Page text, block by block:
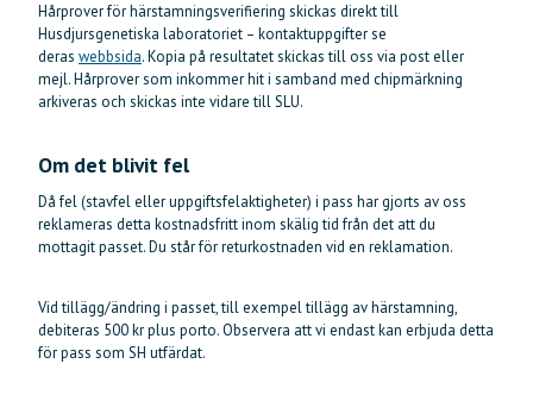
Hårprover för härstamningsverifiering skickas direkt till
Husdjursgenetiska laboratoriet – kontaktuppgifter se
deras webbsida. Kopia på resultatet skickas till oss via post eller
mejl. Hårprover som inkommer hit i samband med chipmärkning
arkiveras och skickas inte vidare till SLU.
Om det blivit fel
Då fel (stavfel eller uppgiftsfelaktigheter) i pass har gjorts av oss
reklameras detta kostnadsfritt inom skälig tid från det att du
mottagit passet. Du står för returkostnaden vid en reklamation.
Vid tillägg/ändring i passet, till exempel tillägg av härstamning,
debiteras 500 kr plus porto. Observera att vi endast kan erbjuda detta
för pass som SH utfärdat.